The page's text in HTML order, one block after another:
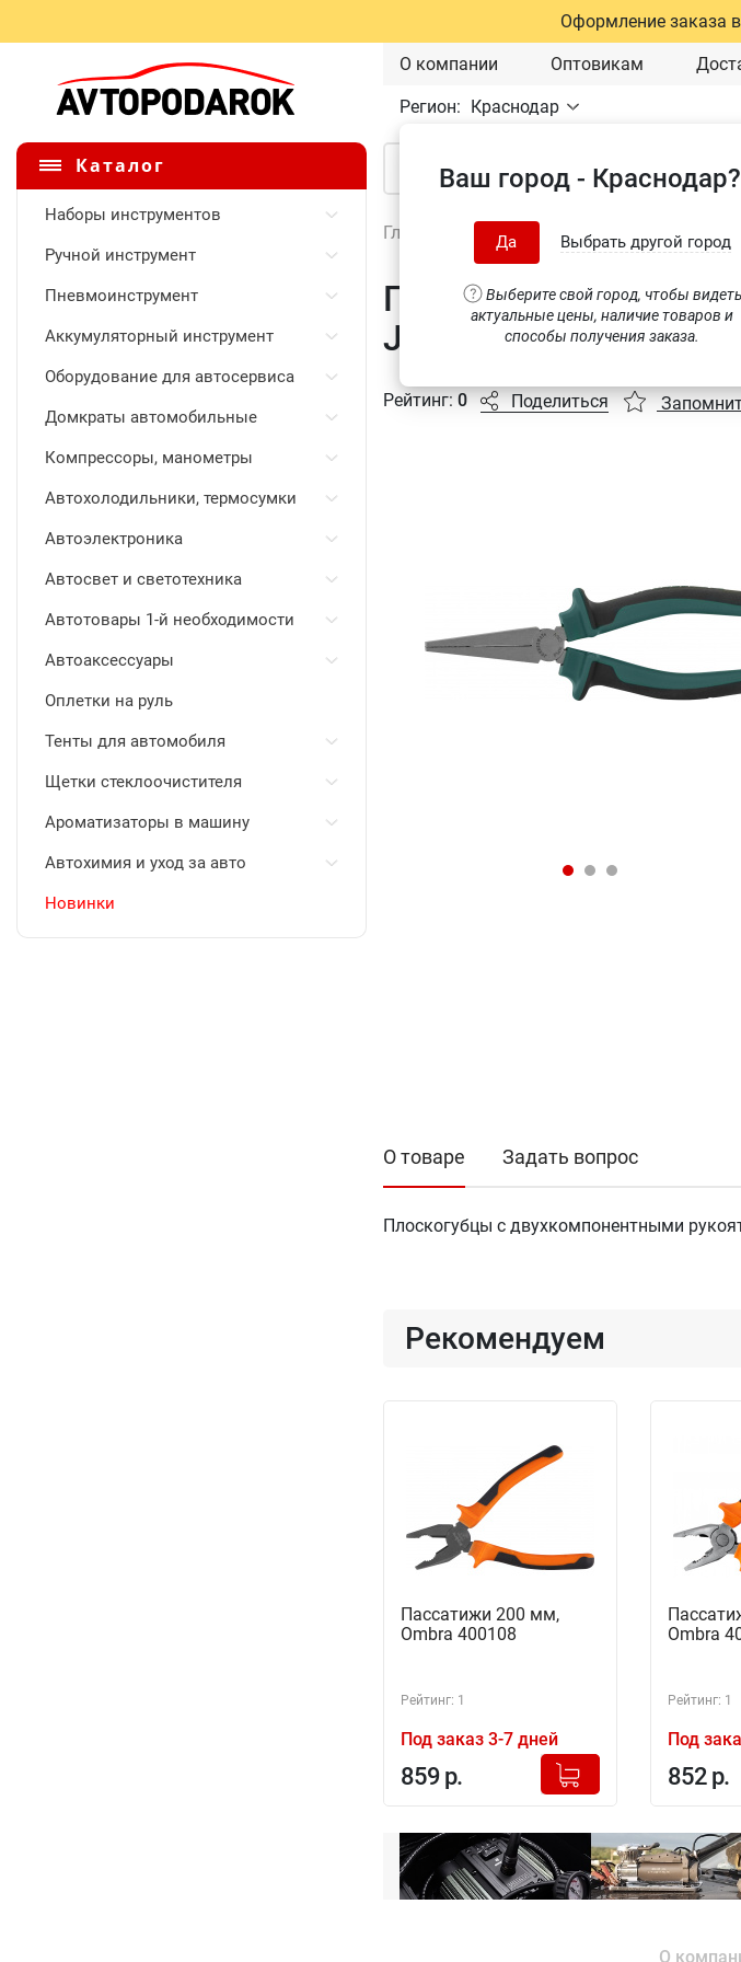
Оформление заказа
О компании Оптовикам
Регион: Краснодар
Ваш город - Краснодар?
Да Выбрать другой город
Выберите свой город, чтобы видеть
актуальные цены, наличие товаров и
способы получения заказа.
Каталог
Наборы инструментов
Ручной инструмент
Пневмоинструмент
Аккумуляторный инструмент
Оборудование для автосервиса
Домкраты автомобильные
Компрессоры, манометры
Автохолодильники, термосумки
Автоэлектроника
Автосвет и светотехника
Автотовары 1-й необходимости
Автоаксессуары
Оплетки на руль
Тенты для автомобиля
Щетки стеклоочистителя
Ароматизаторы в машину
Автохимия и уход за авто
Новинки
Главная Ручной инструмент
Плоскогубцы с
Jonnesway P1416
Рейтинг:0 Поделиться
О товаре Задать вопрос
Плоскогубцы с двухкомпонентными
Рекомендуем
Пассатижи 200 мм,
Ombra 400108
Рейтинг: 1
Под заказ 3-7 дней
859 р.
+
Добавлено в корзину
Ombra
Рейтинг: 1
Под
852 р.
О